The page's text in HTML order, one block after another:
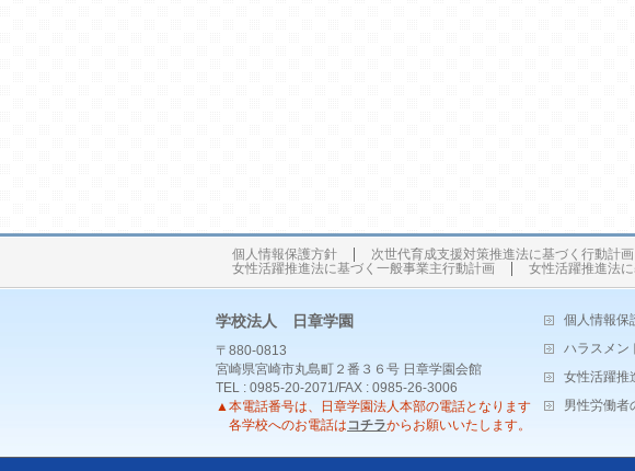
個人情報保護方針 次世代育成支援対策推進法に基づく行動計画
女性活躍推進法に基づく一般事業主行動計画
女性活躍推進法
学校法人 日章学園
〒880-0813
宮崎県宮崎市丸島町２番３６号 日章学園会館
TEL : 0985-20-2071/FAX : 0985-26-3006
▲本電話番号は、日章学園法人本部の電話となります
各学校へのお電話は コチラからお願いいたします。
個人情報保
ハラスメン
女性活躍推
男性労働者